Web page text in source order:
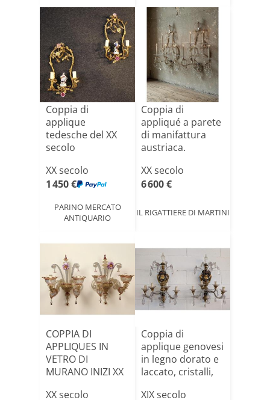
Coppia di
applique
tedesche del XX
secolo
XX secolo
1 450 €
PARINO MERCATO
ANTIQUARIO
Coppia di
appliqué a parete
di manifattura
austriaca.
XX secolo
6 600 €
IL RIGATTIERE DI MARTINI
COPPIA DI
APPLIQUES IN
VETRO DI
MURANO INIZI XX
XX secolo
Coppia di
applique genovesi
in legno dorato e
laccato, cristalli,
XIX secolo